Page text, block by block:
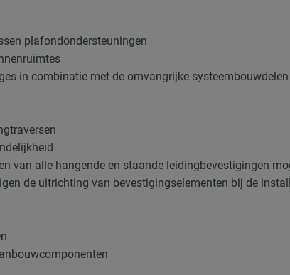
plafondondersteuningen
in combinatie met de omvangrijke systeembouwdelen
van alle hangende en staande leidingbevestigingen
de uitrichting van bevestigingselementen bij de